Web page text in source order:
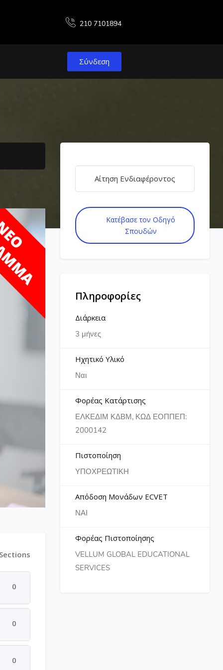
210 7101894
Σύνδεση
0
0
0
Αίτηση Ενδιαφέροντος
Κατέβασε τον Οδηγό
Σπουδών
Πληροφορίες
Διάρκεια
3 μήνες
Ηχητικό Υλικό
Ναι
Φορέας Κατάρτισης
ΕΛΚΕΔΙΜ ΚΔΒΜ, ΚΩΔ ΕΟΠΠΕΠ:
2000142
Πιστοποίηση
ΥΠΟΧΡΕΩΤΙΚΗ
Απόδοση Μονάδων ECVET
ΝΑΙ
Φορέας Πιστοποίησης
VELLUM GLOBAL EDUCATIONAL
SERVICES